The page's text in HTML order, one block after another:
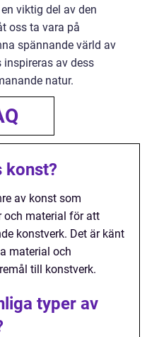
viktig del av den
oss ta vara på
spännande värld av
av dess
natur.
konst?
av konst som
och material för att
konstverk. Det är känt
material och
till konstverk.
typer av